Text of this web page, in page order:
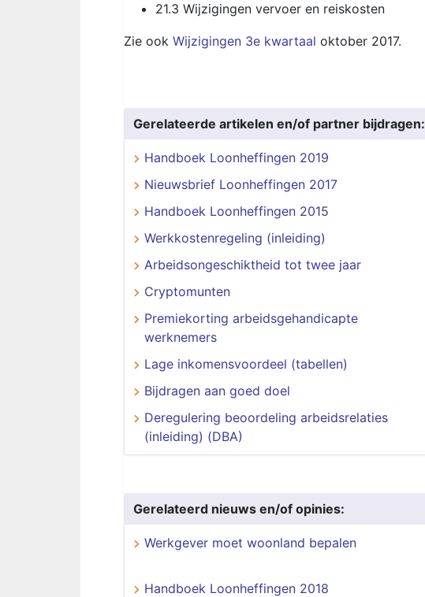
21.3 Wijzigingen vervoer en reiskosten
Zie ook Wijzigingen 3e kwartaal oktober 2017.
Gerelateerde artikelen en/of partner bijdragen:
Handboek Loonheffingen 2019
Nieuwsbrief Loonheffingen 2017
Handboek Loonheffingen 2015
Werkkostenregeling (inleiding)
Arbeidsongeschiktheid tot twee jaar
Cryptomunten
Premiekorting arbeidsgehandicapte
werknemers
Lage inkomensvoordeel (tabellen)
Bijdragen aan goed doel
Deregulering beoordeling arbeidsrelaties
(inleiding) (DBA)
Gerelateerd nieuws en/of opinies:
Werkgever moet woonland bepalen
Handboek Loonheffingen 2018